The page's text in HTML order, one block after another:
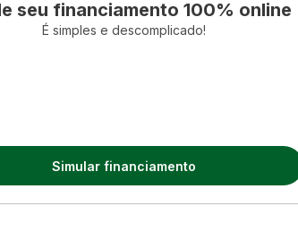
seu financiamento 100% online
É simples e descomplicado!
Simular financiamento